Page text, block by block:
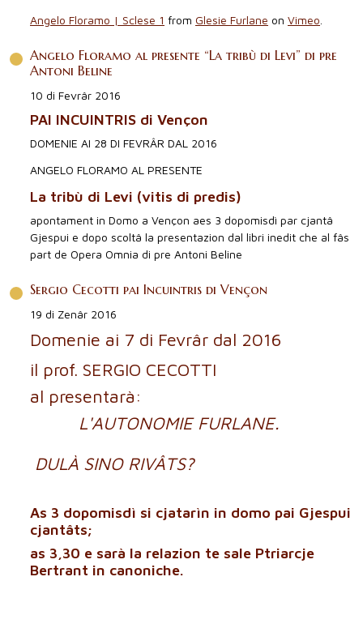
Angelo Floramo | Sclese 1 from Glesie Furlane on Vimeo.
Angelo Floramo al presente “La tribù di Levi” di pre
Antoni Beline
10 di Fevrâr 2016
PAI INCUINTRIS di Vençon
DOMENIE AI 28 DI FEVRÂR DAL 2016
ANGELO FLORAMO AL PRESENTE
La tribù di Levi (vitis di predis)
apontament in Domo a Vençon aes 3 dopomisdì par cjantâ
Gjespui e dopo scoltâ la presentazion dal libri inedit che al fâs
part de Opera Omnia di pre Antoni Beline
Sergio Cecotti pai Incuintris di Vençon
19 di Zenâr 2016
Domenie ai 7 di Fevrâr dal 2016
il prof. SERGIO CECOTTI
al presentarà:
L'AUTONOMIE FURLANE.
DULÀ SINO RIVÂTS?
As 3 dopomisdì si cjatarìn in domo pai Gjespui
cjantâts;
as 3,30 e sarà la relazion te sale Ptriarcje
Bertrant in canoniche.